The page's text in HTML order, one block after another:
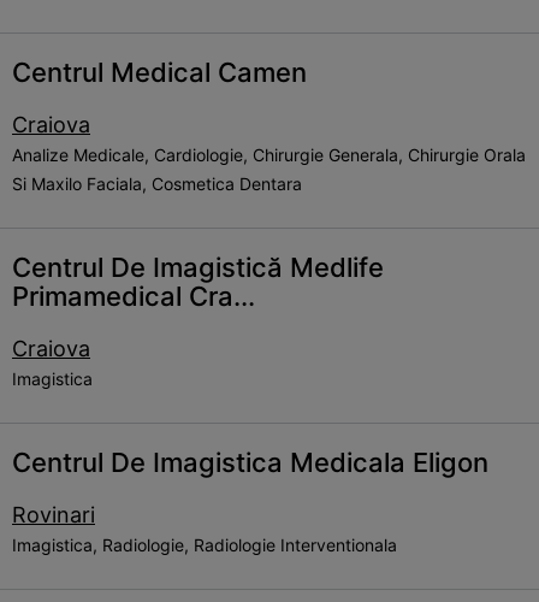
Centrul Medical Camen
Craiova
Analize Medicale, Cardiologie, Chirurgie Generala, Chirurgie Orala
Si Maxilo Faciala, Cosmetica Dentara
Centrul De Imagistică Medlife
Primamedical Cra...
Craiova
Imagistica
Centrul De Imagistica Medicala Eligon
Rovinari
Imagistica, Radiologie, Radiologie Interventionala